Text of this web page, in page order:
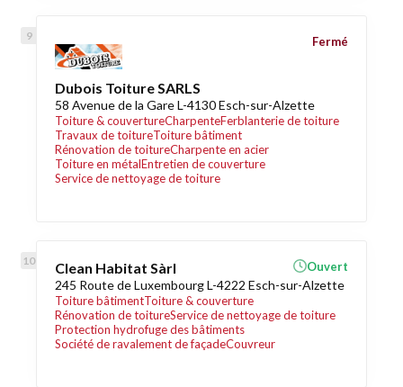
Dubois Toiture SARLS
58 Avenue de la Gare L-4130 Esch-sur-Alzette
Toiture & couvertureCharpenteFerblanterie de toiture
Travaux de toitureToiture bâtiment
Rénovation de toitureCharpente en acier
Toiture en métalEntretien de couverture
Service de nettoyage de toiture
Fermé
Clean Habitat Sàrl
245 Route de Luxembourg L-4222 Esch-sur-Alzette
Toiture bâtimentToiture & couverture
Rénovation de toitureService de nettoyage de toiture
Protection hydrofuge des bâtiments
Société de ravalement de façadeCouvreur
Ouvert